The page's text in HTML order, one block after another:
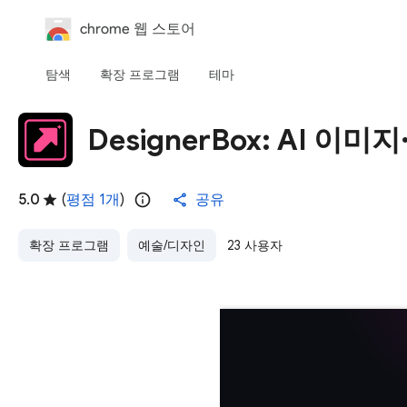
chrome 웹 스토어
탐색 확장 프로그램 테마
DesignerBox: AI 이미지
5.0 (평점 1개 ) 공유
확장 프로그램 예술/디자인 23 사용자